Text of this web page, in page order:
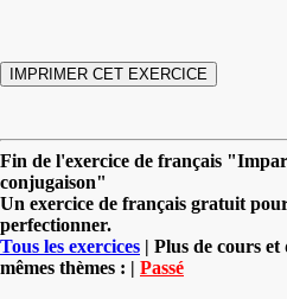
Fin de l'exercice de français
conjugaison"
Un exercice de français gratuit
perfectionner.
Tous les exercices | Plus de cours et
mêmes thèmes : | Passé